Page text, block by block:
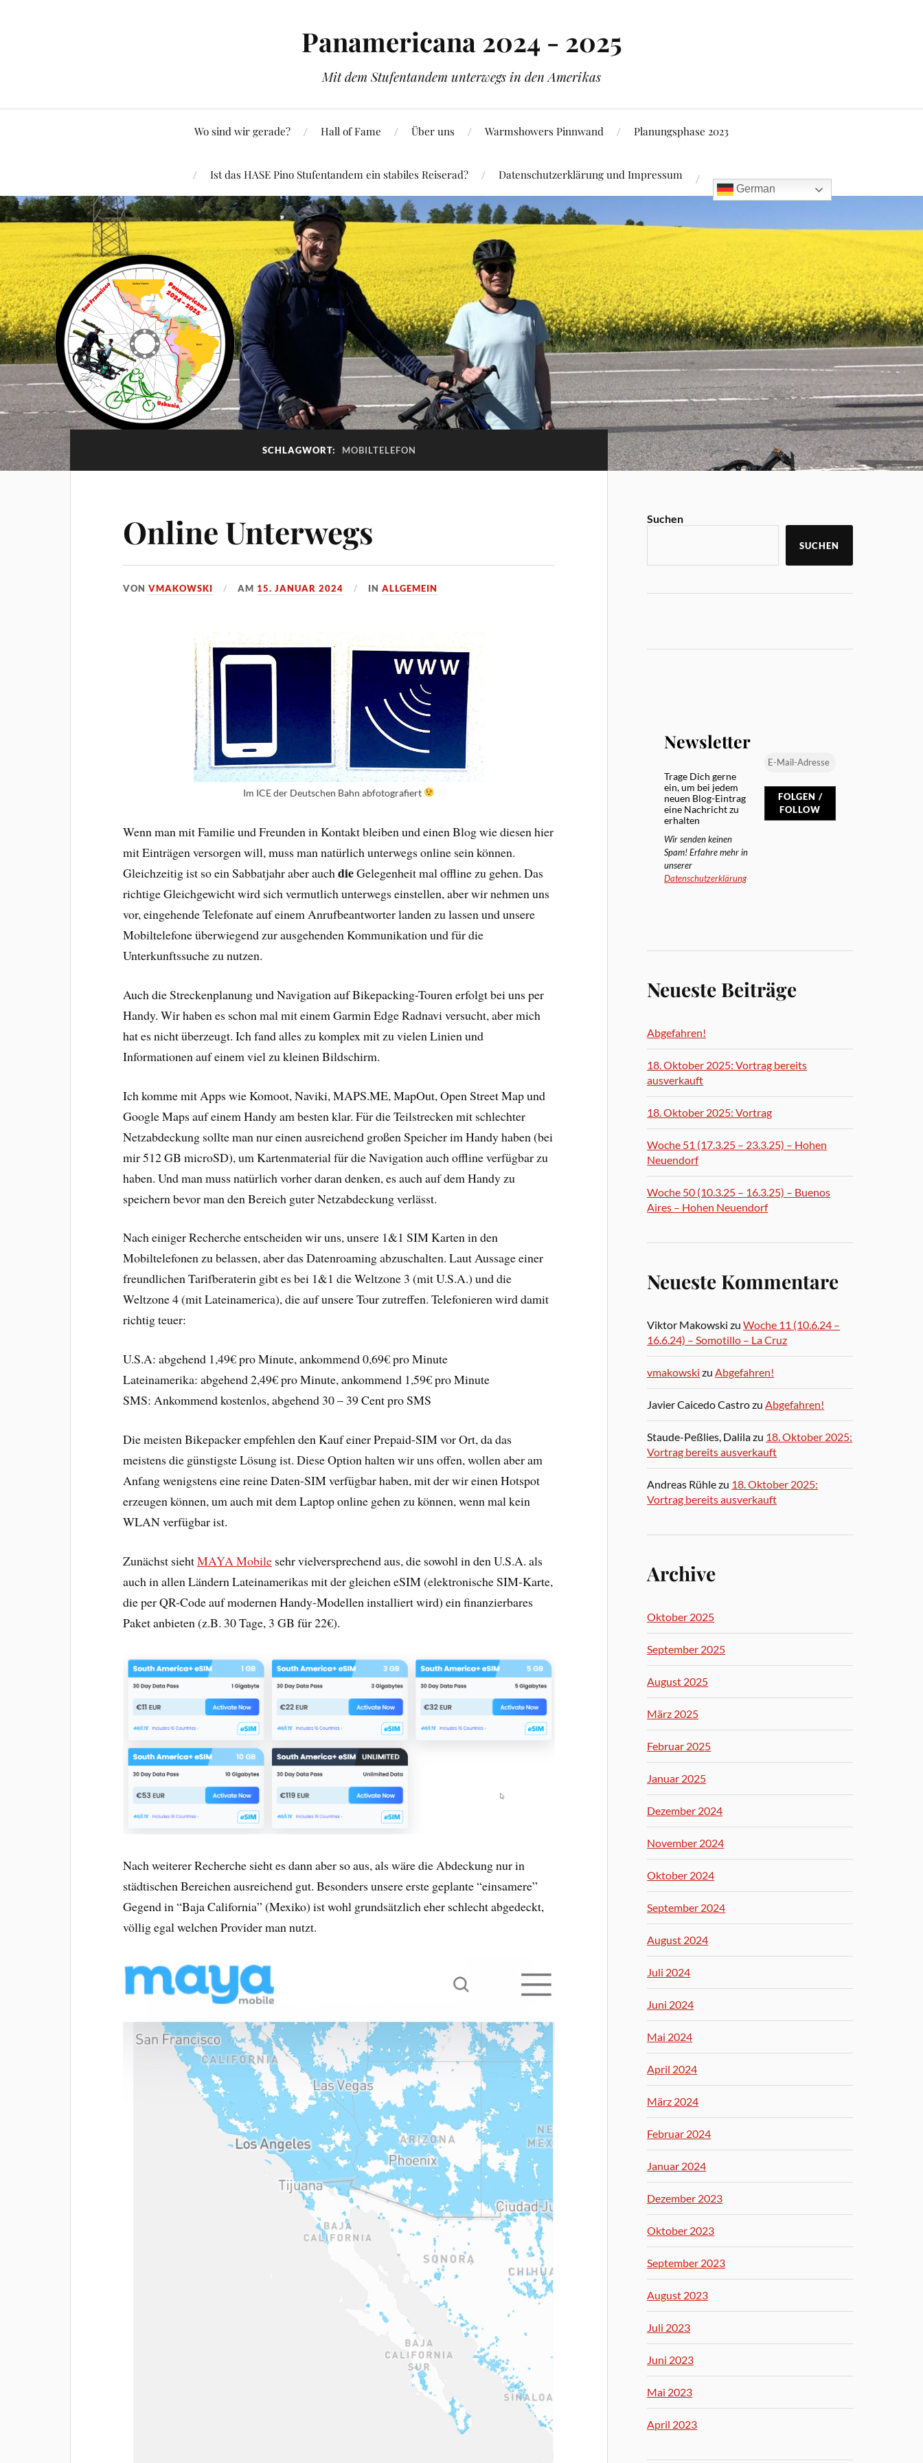
Panamericana 2024 - 2025
Mit dem Stufentandem unterwegs in den Amerikas
Wo sind wir gerade? Hall of Fame Über uns Warmshowers Pinnwand Planungsphase 2023
Ist das HASE Pino Stufentandem ein stabiles Reiserad? Datenschutzerklärung und Impressum
German
SCHLAGWORT: MOBILTELEFON
Online Unterwegs
VONVMAKOWSKI AM 15. JANUAR 2024 INALLGEMEIN
Im ICE der Deutschen Bahn abfotografiert
Wenn man mit Familie und Freunden in Kontakt bleiben und einen Blog wie diesen hier
mit Einträgen versorgen will, muss man natürlich unterwegs online sein können.
Gleichzeitig ist so ein Sabbatjahr aber auchdieGelegenheit mal offline zu gehen. Das
richtige Gleichgewicht wird sich vermutlich unterwegs einstellen, aber wir nehmen uns
vor, eingehende Telefonate auf einem Anrufbeantworter landen zu lassen und unsere
Mobiltelefone überwiegend zur ausgehenden Kommunikation und für die
Unterkunftssuche zu nutzen.
Auch die Streckenplanung und Navigation auf Bikepacking-Touren erfolgt bei uns per
Handy. Wir haben es schon mal mit einem Garmin Edge Radnavi versucht, aber mich
hat es nicht überzeugt. Ich fand alles zu komplex mit zu vielen Linien und
Informationen auf einem viel zu kleinen Bildschirm.
Ich komme mit Apps wie Komoot, Naviki, MAPS.ME, MapOut, Open Street Map und
Google Maps auf einem Handy am besten klar. Für die Teilstrecken mit schlechter
Netzabdeckung sollte man nur einen ausreichend großen Speicher im Handy haben (bei
mir 512 GB microSD), um Kartenmaterial für die Navigation auch offline verfügbar zu
haben. Und man muss natürlich vorher daran denken, es auch auf dem Handy zu
speichern bevor man den Bereich guter Netzabdeckung verlässt.
Nach einiger Recherche entscheiden wir uns, unsere 1&1 SIM Karten in den
Mobiltelefonen zu belassen, aber das Datenroaming abzuschalten. Laut Aussage einer
freundlichen Tarifberaterin gibt es bei 1&1 die Weltzone 3 (mit U.S.A.) und die
Weltzone 4 (mit Lateinamerica), die auf unsere Tour zutreffen. Telefonieren wird damit
richtig teuer:
U.S.A: abgehend 1,49€ pro Minute, ankommend 0,69€ pro Minute
Lateinamerika: abgehend 2,49€ pro Minute, ankommend 1,59€ pro Minute
SMS: Ankommend kostenlos, abgehend 30 – 39 Cent pro SMS
Die meisten Bikepacker empfehlen den Kauf einer Prepaid-SIM vor Ort, da das
meistens die günstigste Lösung ist. Diese Option halten wir uns offen, wollen aber am
Anfang wenigstens eine reine Daten-SIM verfügbar haben, mit der wir einen Hotspot
erzeugen können, um auch mit dem Laptop online gehen zu können, wenn mal kein
WLAN verfügbar ist.
Zunächst siehtMAYA Mobile sehr vielversprechend aus, die sowohl in den U.S.A. als
auch in allen Ländern Lateinamerikas mit der gleichen eSIM (elektronische SIM-Karte,
die per QR-Code auf modernen Handy-Modellen installiert wird) ein finanzierbares
Paket anbieten (z.B. 30 Tage, 3 GB für 22€).
Nach weiterer Recherche sieht es dann aber so aus, als wäre die Abdeckung nur in
städtischen Bereichen ausreichend gut. Besonders unsere erste geplante “einsamere”
Gegend in “Baja California” (Mexiko) ist wohl grundsätzlich eher schlecht abgedeckt,
völlig egal welchen Provider man nutzt.
Suchen
SUCHEN
Newsletter
Trage Dich gerne
ein, um bei jedem
neuen Blog-Eintrag
eine Nachricht zu
erhalten
Wir senden keinen
Spam! Erfahre mehr in
unserer
Datenschutzerklärung
Neueste Beiträge
Abgefahren!
18. Oktober 2025: Vortrag bereits
ausverkauft
18. Oktober 2025: Vortrag
Woche 51 (17.3.25 – 23.3.25) – Hohen
Neuendorf
Woche 50 (10.3.25 – 16.3.25) – Buenos
Aires – Hohen Neuendorf
Neueste Kommentare
Viktor Makowski zuWoche 11 (10.6.24 –
16.6.24) – Somotillo – La Cruz
vmakowski zuAbgefahren!
Javier Caicedo CastrozuAbgefahren!
Staude-Peßlies, Dalilazu 18. Oktober 2025:
Vortrag bereits ausverkauft
Andreas Rühlezu 18. Oktober 2025:
Vortrag bereits ausverkauft
Archive
Oktober 2025
September 2025
August 2025
März 2025
Februar 2025
Januar 2025
Dezember 2024
November 2024
Oktober 2024
September 2024
August 2024
Juli 2024
Juni 2024
Mai 2024
April 2024
März 2024
Februar 2024
Januar 2024
Dezember 2023
Oktober 2023
September 2023
August 2023
Juli 2023
Juni 2023
Mai 2023
April 2023